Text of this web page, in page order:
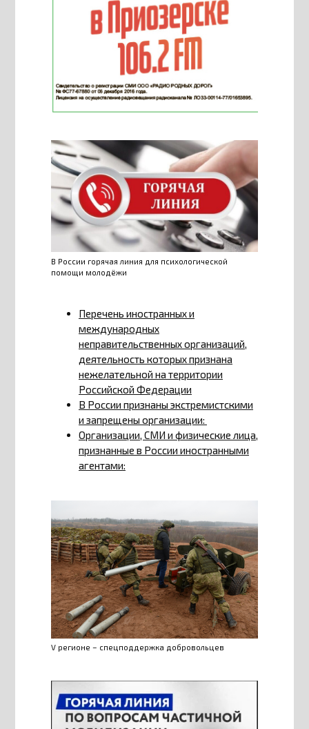
В России горячая линия для психологической
помощи молодёжи
Перечень иностранных и
международных
неправительственных организаций,
деятельность которых признана
нежелательной на территории
Российской Федерации
В России признаны экстремистскими
и запрещены организации:
Организации, СМИ и физические лица,
признанные в России иностранными
агентами:
V регионе – спецподдержка добровольцев